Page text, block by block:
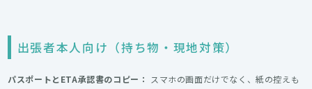
出張者本人向け（持ち物・現地対策）
パスポートとETA承認書のコピー：
スマホの画面だけでなく、紙の控えも